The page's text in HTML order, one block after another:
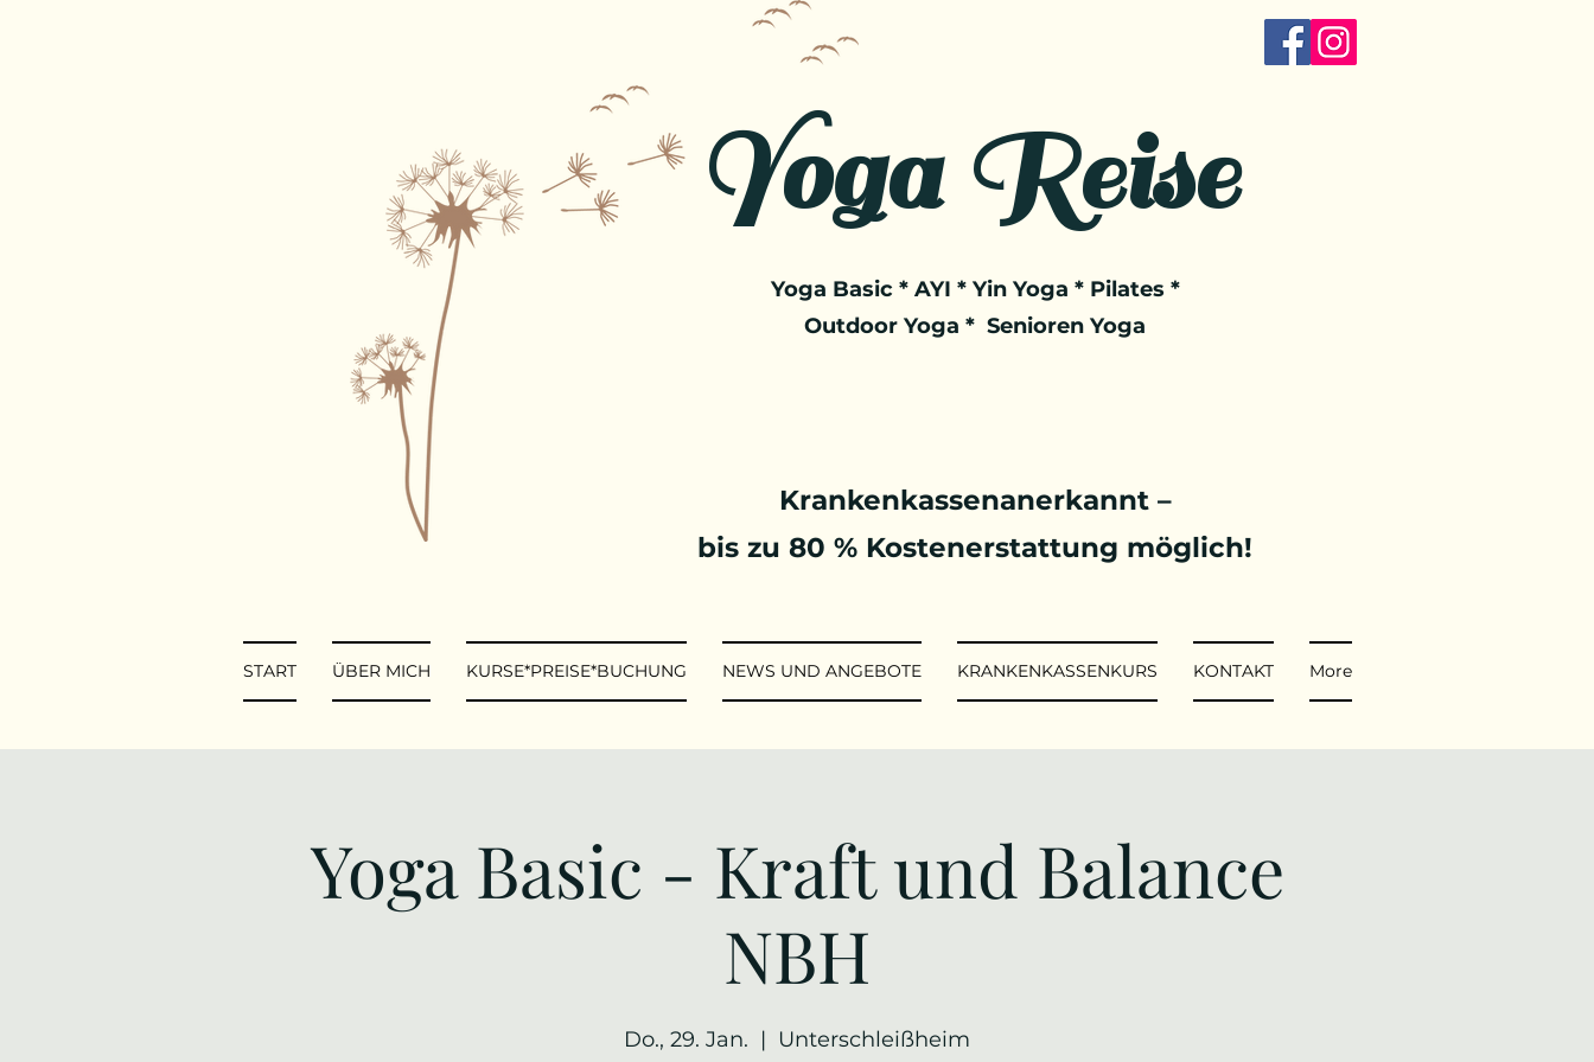
Yoga Reise
Yoga Basic * AYI * Yin Yoga * Pilates *
Outdoor Yoga * Senioren Yoga
Krankenkassenanerkannt –
bis zu 80 % Kostenerstattung möglich!
START ÜBER MICH KURSE*PREISE*BUCHUNG NEWS UND ANGEBOTE KRANKENKASSENKURS KONTAKT More
Yoga Basic - Kraft und Balance
NBH
Do., 29. Jan.
  |
Unterschleißheim